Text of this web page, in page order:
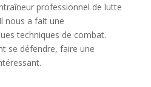
professionnel de lutte
nous a fait une
techniques de combat.
se défendre, faire une